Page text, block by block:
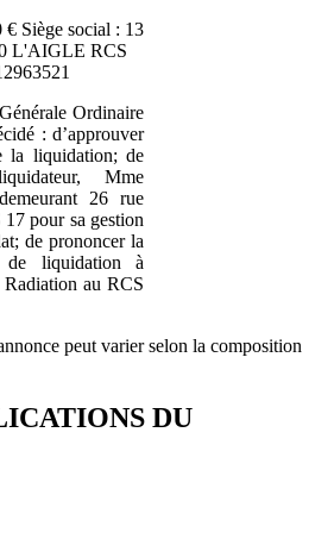
Siège social : 13
L'AIGLE RCS
Ordinaire
: d’approuver
la liquidation; de
Mme
26 rue
pour sa gestion
de prononcer la
de liquidation à
au RCS
peut varier selon la composition
DU